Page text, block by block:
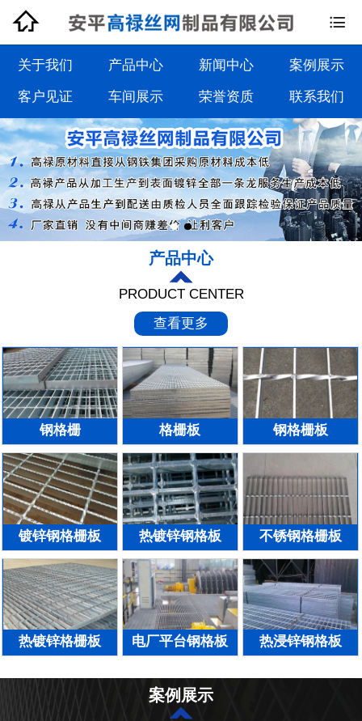
钢格板系列
钢格栅板系列
沟盖板系列
踏步板系列


关于我们 产品中心 新闻中心 案例展示
客户见证 车间展示 荣誉资质 联系我们
产品中心
PRODUCT CENTER
查看更多
钢格栅 格栅板 钢格栅板
镀锌钢格栅板 热镀锌钢格板 不锈钢格栅板
热镀锌格栅板 电厂平台钢格板 热浸锌钢格板
案例展示